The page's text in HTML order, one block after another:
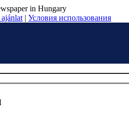
in Hungary
| Условия использования